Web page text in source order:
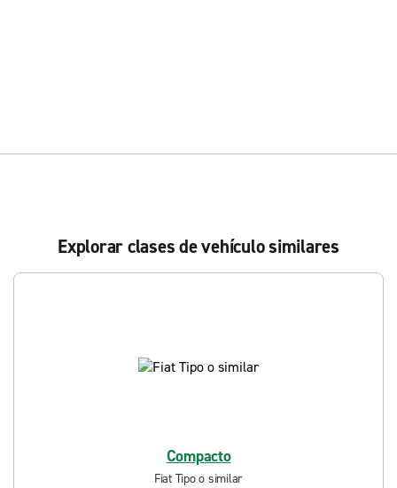
Explorar clases de vehículo similares
Compacto
Fiat Tipo o similar